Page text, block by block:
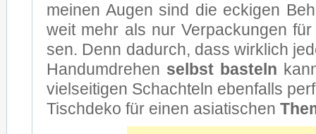
mei­nen Au­gen sind die ecki­gen
weit mehr als nur Ver­pa­ckun­gen
sen. Denn da­durch, dass wirk­lich
Hand­um­dre­hen selbst bas­teln
viel­sei­ti­gen Schach­teln eben­falls
Tisch­de­ko für ei­nen asia­ti­schen